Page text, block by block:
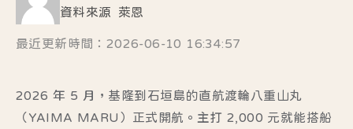
資料來源
萊恩
最近更新時間：2026-06-10 16:34:57
2026 年 5 月，基隆到石垣島的直航渡輪八重山丸
（YAIMA MARU）正式開航。主打 2,000 元就能搭船